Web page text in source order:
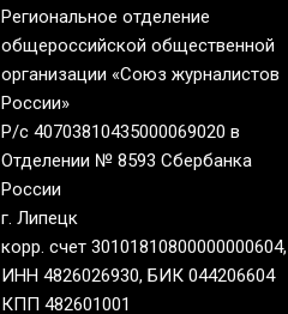
Региональное отделение
общероссийской общественной
организации «Союз журналистов
России»
Р/с 40703810435000069020 в
Отделении № 8593 Сбербанка
России
г. Липецк
корр. счет 30101810800000000604,
ИНН 4826026930, БИК 044206604
КПП 482601001